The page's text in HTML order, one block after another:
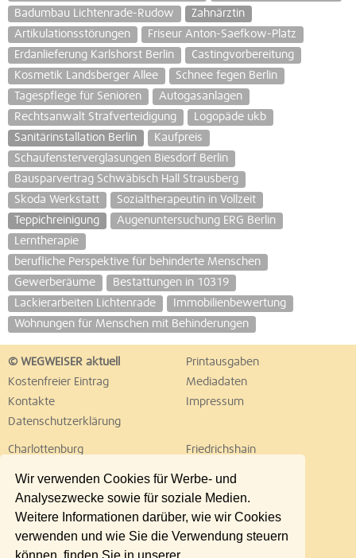
Wir verwenden Cookies für Werbe- und
Analysezwecke sowie für soziale Medien.
Weitere Informationen darüber, wie wir Cookies
verwenden und wie Sie die Verwendung steuern
können, finden Sie in unserer
Badumbau Lichtenrade-Rudow
Zahnärztin
Artikulationsstörungen
Friseur Anton-Saefkow-Platz
Erdanlieferung Karlshorst Berlin
Castingvorbereitung
Kosmetik Landsberger Allee
Schnee fegen Berlin
Tagespflege für Senioren
Autogasanlagen
Rechtsanwalt Strafverteidigung
Logopäde ukb
Sanitärinstallation Berlin
Kaufpreis
Schaufensterverglasungen Biesdorf Berlin
Bausparvertrag Schwäbisch Hall Strausberg
Skoda Werkstatt
Sozialtherapeutin in Vollzeit
Teppichreinigung
Augenuntersuchung ERG Berlin
Lerntherapie
berufliche Perspektive für behinderte Menschen
Gewerberäume
Bestattungen in 10319
Lackierarbeiten Lichtenrade
Immobilienbewertung
Wohnungen für Menschen mit Behinderungen
© WEGWEISER aktuell
Printausgaben
Kostenfreier Eintrag
Mediadaten
Kontakte
Impressum
Datenschutzerklärung
Charlottenburg
Friedrichshain
Lichtenberg
Marzahn
Neukölln
Pankow